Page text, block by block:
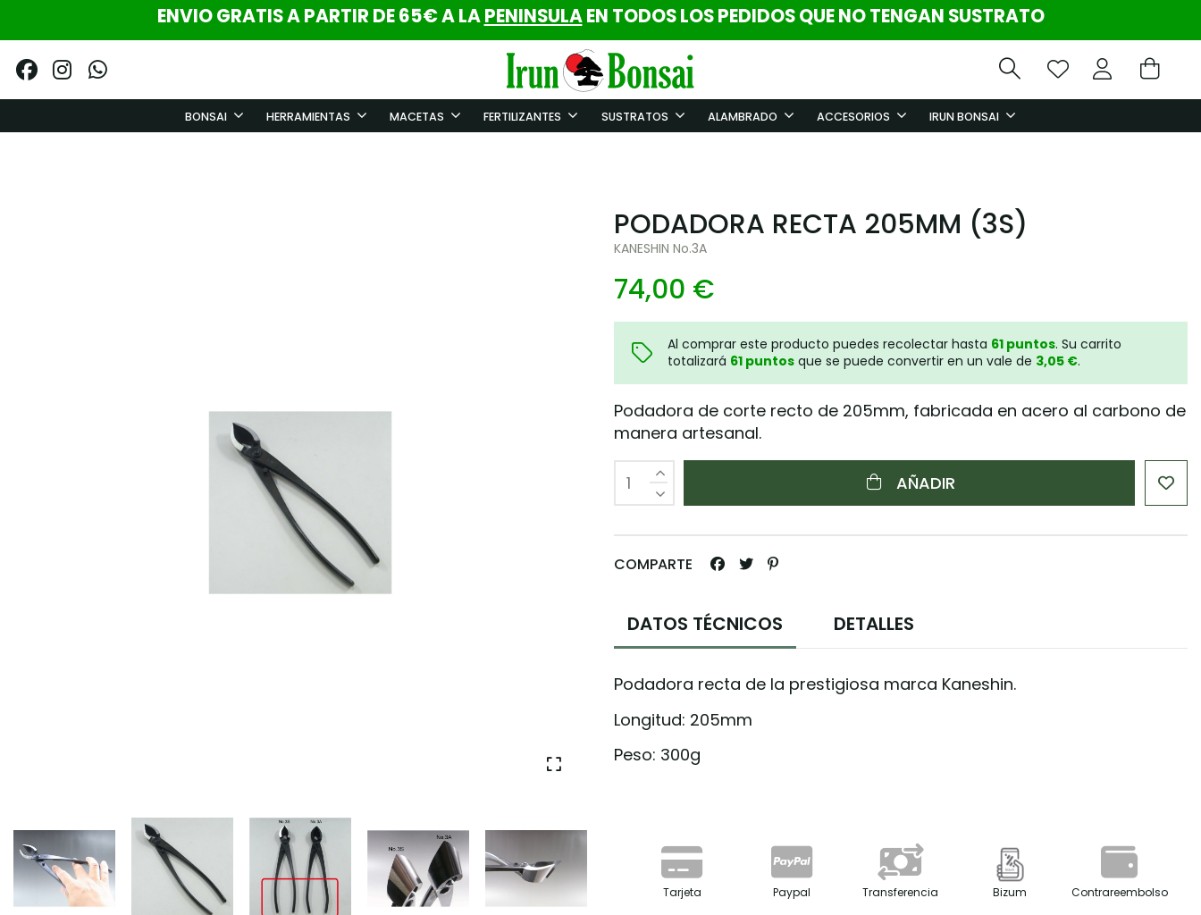
ENVIO GRATIS A PARTIR DE 65€ A LAPENINSULAEN TODOS LOS PEDIDOS QUE NO TENGAN SUSTRATO
BONSAI HERRAMIENTAS MACETAS FERTILIZANTES SUSTRATOS ALAMBRADO ACCESORIOS IRUN BONSAI
PODADORA RECTA 205MM (3S)
KANESHIN No.3A
74,00 €
Al comprar este producto puedes recolectar hasta 61 puntos. Su carrito
totalizará 61 puntos que se puede convertir en un vale de 3,05 €.
Podadora de corte recto de 205mm, fabricada en acero al carbono de
manera artesanal.
AÑADIR
COMPARTE
DATOS TÉCNICOS DETALLES
Podadora recta de la prestigiosa marca Kaneshin.
Longitud: 205mm
Peso: 300g
Tarjeta Paypal Transferencia Bizum Contrareembolso